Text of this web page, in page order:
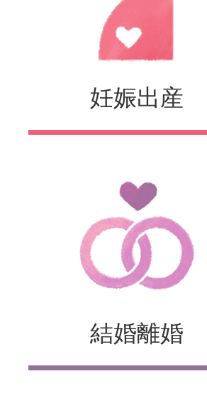
妊娠出産
結婚離婚